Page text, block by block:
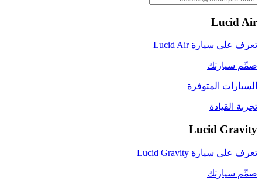
Lucid Air
تعرف على سيارة Lucid Air
صمِّم سيارتك
السيارات المتوفرة
تجربة القيادة
Lucid Gravity
تعرف على سيارة Lucid Gravity
صمِّم سيارتك